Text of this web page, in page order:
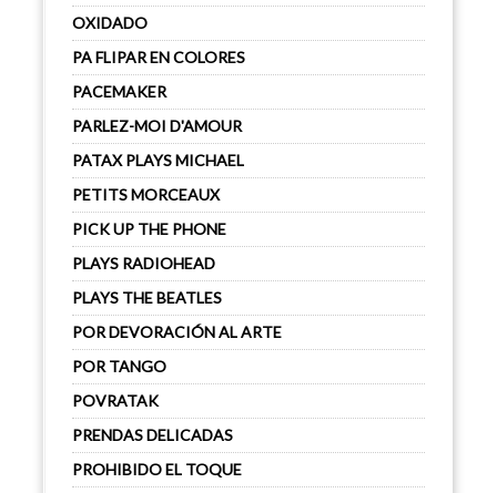
OXIDADO
PA FLIPAR EN COLORES
PACEMAKER
PARLEZ-MOI D'AMOUR
PATAX PLAYS MICHAEL
PETITS MORCEAUX
PICK UP THE PHONE
PLAYS RADIOHEAD
PLAYS THE BEATLES
POR DEVORACIÓN AL ARTE
POR TANGO
POVRATAK
PRENDAS DELICADAS
PROHIBIDO EL TOQUE